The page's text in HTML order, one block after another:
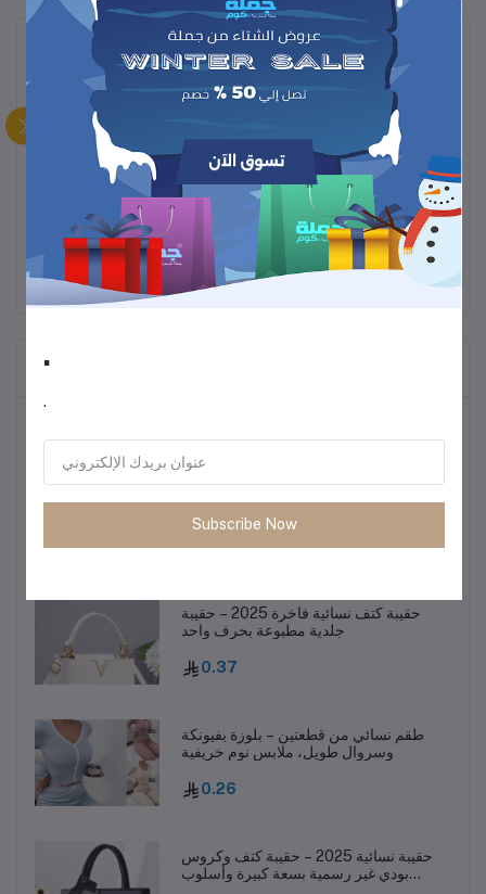
احصل على الترطيب المثالي في أي وقت مع زجاجة المياه المعزولة من
الفولاذ المقاوم للصدأ من أوبال
، المزودة بشفاطة سهلة الاستخدام.
مصممة للسفر والرياضة، هذه الزجاجة
خالية من مادة BPA
بدرجة حرارة مشروباتك لفترة طويلة، سواء كانت ساخنة أو باردة.
المنتجات التي يتم شراؤها بشكل متكرر
أحذية رجالية كاجوال للركض – ربيع 2025
حقيبة كتف نسائية فاخرة 2025 – حقيبة
جلدية مطبوعة بحرف واحد
0.37
طقم نسائي من قطعتين – بلوزة بفيونكة
وسروال طويل، ملابس نوم خريفية
0.26
حقيبة نسائية 2025 – حقيبة كتف وكروس
بودي غير رسمية بسعة كبيرة وأسلوب
.
.
Subscribe Now